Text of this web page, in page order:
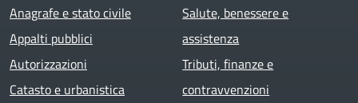
Anagrafe e stato civile
Appalti pubblici
Autorizzazioni
Catasto e urbanistica
Salute, benessere e
assistenza
Tributi, finanze e
contravvenzioni